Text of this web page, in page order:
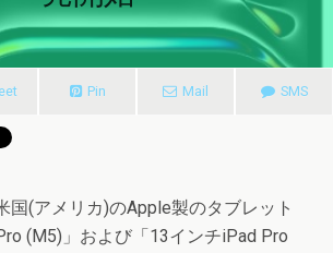
Pin Mail SMS
国(アメリカ)のApple製のタブレット
(M5)」および「13インチiPad Pro